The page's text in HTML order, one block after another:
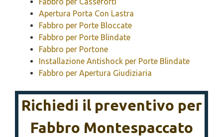
Apertura Porta Con Lastra
Fabbro per Porte Bloccate
Fabbro per Porte Blindate
Fabbro per Portone
Installazione Antishock per Porte Blindate
Fabbro per Apertura Giudiziaria
Richiedi il preventivo per
Fabbro Montespaccato